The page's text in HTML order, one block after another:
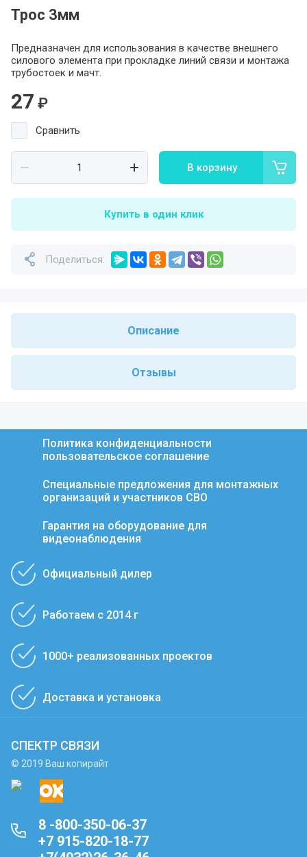
Трос 3мм
Предназначен для использования в качестве внешнего
силового элемента при прокладке линий связи и монтажа
трубостоек и мачт.
27 ₽
Сравнить
В корзину
Купить в один клик
Поделиться:
Описание
Отзывы
Политика конфиденциальности
пользовательское соглашение
Специальные предложения для монтажных
организаций и участников СВО
Гарантия на оборудование для
видеонаблюдения
Официальный дилер
Работаем с 2014 г
1000+ реализованных проектов
Доставка и установка
СПЕКТР СВЯЗИ
© 2019 Ваш копирайт
8 -800-350-06-37
+7 915-820-18-77